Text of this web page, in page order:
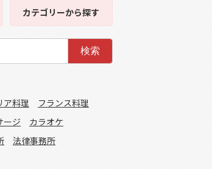
カテゴリーから探す
検索
ア料理
フランス料理
ージ
カラオケ
法律事務所